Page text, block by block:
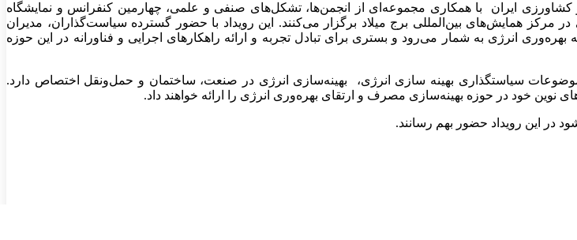
و کشاورزی ایران با همکاری مجموعه‌ای از انجمن‌ها، تشکل‌های صنفی و علمی، چهارمین کنفرانس و نمایشگاه
و بهره‌وری انرژی ایران را در تاریخ ۱۷ و ۱۸ آذرماه سال جاری در مرکز همایش‌های بین‌المللی برج میلاد برگزار می‌کنند. این رویداد با حضور گسترده سیاست‌گذاران، مدیران
انرژی به شمار می‌رود و بستری برای تبادل تجربه و ارائه راهکارهای اجرایی و فناورانه در این حوزه
سیاستگذاری بهینه سازی انرژی، بهینه‌سازی انرژی در صنعت، ساختمان و حمل‌ونقل اختصاص دارد.
نوین خود در حوزه بهینه‌سازی مصرف و ارتقای بهره‌وری انرژی را ارائه خواهند داد.
در این رویداد حضور بهم رسانند.